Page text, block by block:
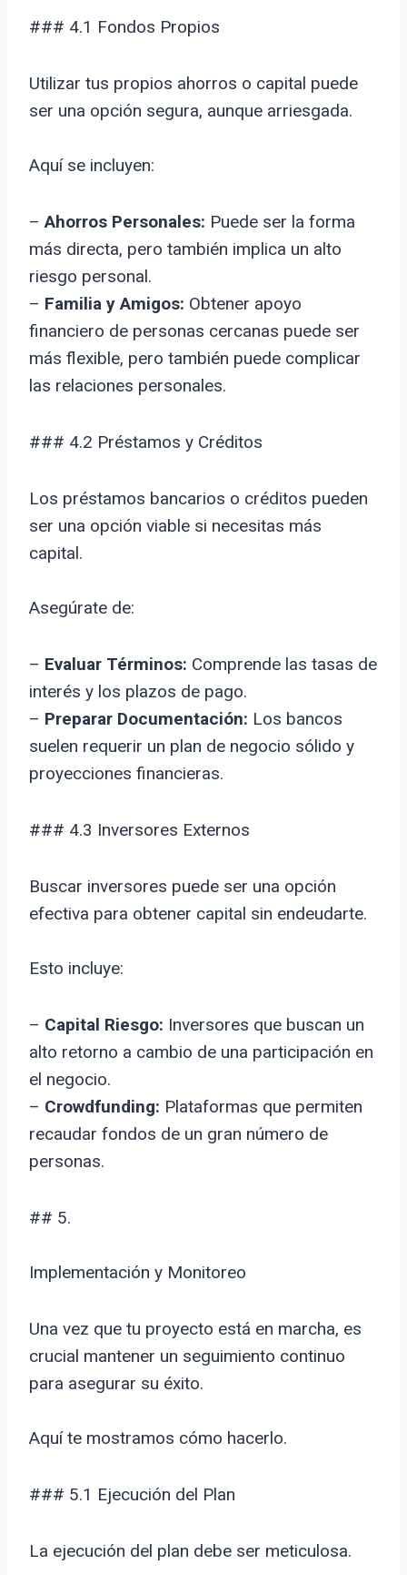
### 4.1 Fondos Propios
Utilizar tus propios ahorros o capital puede
ser una opción segura, aunque arriesgada.
Aquí se incluyen:
–Ahorros Personales: Puede ser la forma
más directa, pero también implica un alto
riesgo personal.
– Familia y Amigos: Obtener apoyo
financiero de personas cercanas puede ser
más flexible, pero también puede complicar
las relaciones personales.
### 4.2 Préstamos y Créditos
Los préstamos bancarios o créditos pueden
ser una opción viable si necesitas más
capital.
Asegúrate de:
– Evaluar Términos: Comprende las tasas de
interés y los plazos de pago.
– Preparar Documentación: Los bancos
suelen requerir un plan de negocio sólido y
proyecciones financieras.
### 4.3 Inversores Externos
Buscar inversores puede ser una opción
efectiva para obtener capital sin endeudarte.
Esto incluye:
– Capital Riesgo: Inversores que buscan un
alto retorno a cambio de una participación en
el negocio.
– Crowdfunding: Plataformas que permiten
recaudar fondos de un gran número de
personas.
## 5.
Implementación y Monitoreo
Una vez que tu proyecto está en marcha, es
crucial mantener un seguimiento continuo
para asegurar su éxito.
Aquí te mostramos cómo hacerlo.
### 5.1 Ejecución del Plan
La ejecución del plan debe ser meticulosa.